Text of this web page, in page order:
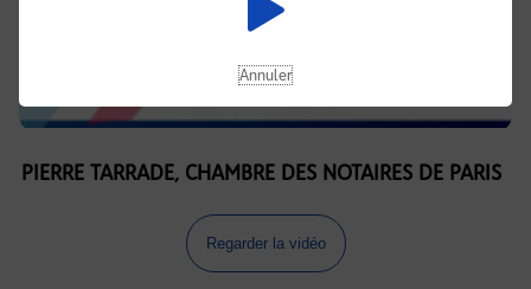
PIERRE TARRADE, CHAMBRE DES NOTAIRES DE PARIS
Regarder la vidéo
Annuler